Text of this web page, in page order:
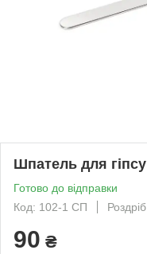
Шпатель для
Готово до відправки
Код: 102-1 СП
Роздріб
90 ₴